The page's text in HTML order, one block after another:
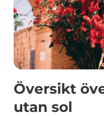
Översikt
utan sol